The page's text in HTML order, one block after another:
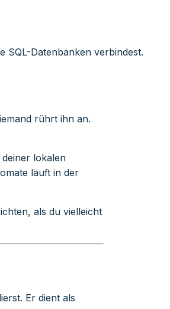
SQL-Datenbanken verbindest.
rührt ihn an.
lokalen
läuft in der
als du vielleicht
Er dient als